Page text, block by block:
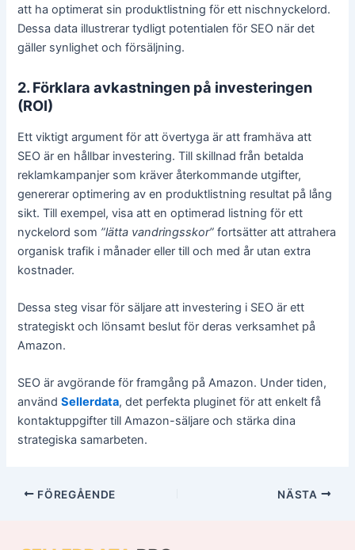
att ha optimerat sin produktlistning för ett nischnyckelord.
Dessa data illustrerar tydligt potentialen för SEO när det
gäller synlighet och försäljning.
2. Förklara avkastningen på investeringen
(ROI)
Ett viktigt argument för att övertyga är att framhäva att
SEO är en hållbar investering. Till skillnad från betalda
reklamkampanjer som kräver återkommande utgifter,
genererar optimering av en produktlistning resultat på lång
sikt. Till exempel, visa att en optimerad listning för ett
nyckelord som ”lätta vandringsskor” fortsätter att attrahera
organisk trafik i månader eller till och med år utan extra
kostnader.
Dessa steg visar för säljare att investering i SEO är ett
strategiskt och lönsamt beslut för deras verksamhet på
Amazon.
SEO är avgörande för framgång på Amazon. Under tiden,
användSellerdata, det perfekta pluginet för att enkelt få
kontaktuppgifter till Amazon-säljare och stärka dina
strategiska samarbeten.
FÖREGÅENDE NÄSTA